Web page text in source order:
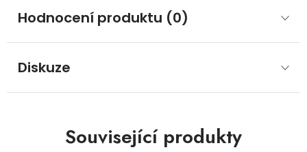
Hodnocení produktu (0)
Diskuze
Související produkty